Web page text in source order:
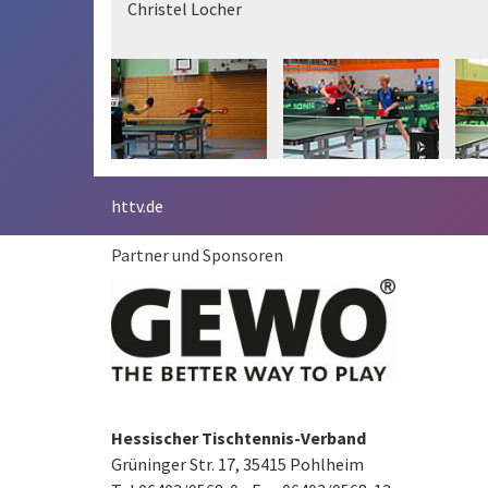
httv.de
Partner und Sponsoren
Hessischer Tischtennis-Verband
Grüninger Str. 17, 35415 Pohlheim